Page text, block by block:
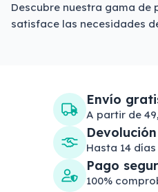
Descubre nuestra gama de
satisface las necesidades
Envío
A partir de
Hasta 14
Pago
100%